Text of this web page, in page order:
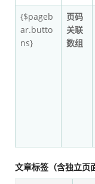
{$pageb
ar.butto
ns}
页码
关联
数组
文章标签（含独立页